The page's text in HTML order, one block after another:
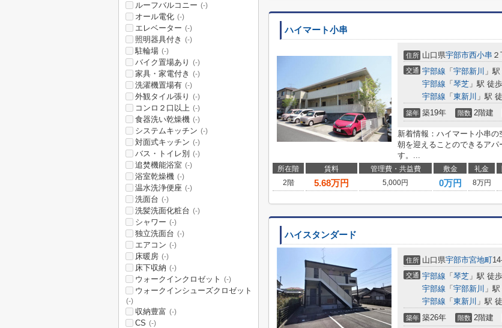
ハイマート小串
住所 山口県宇部市西小串
交通 宇部線 「 宇部新川 」
宇部線 「 琴芝 」駅 徒
宇部線 「 東新川 」駅
築年 築19年 階数 2階建
新着情報：ハイマート小串
朝を迎えることのできるア
す。...
所在階 賃料 管理費・共益費 敷金 礼金
2階
5.68万円 5,000円 0万円 8万円
ハイスタンダード
住所 山口県宇部市宮地町
交通 宇部線 「 琴芝 」駅 徒
宇部線 「 宇部新川 」
宇部線 「 東新川 」駅
築年 築26年 階数 2階建
ルーフバルコニー (-)
オール電化 (-)
エレベーター (-)
照明器具付き (-)
駐輪場 (-)
バイク置場あり (-)
家具・家電付き (-)
洗濯機置場有 (-)
外観タイル張り (-)
コンロ２口以上 (-)
食器洗い乾燥機 (-)
システムキッチン (-)
対面式キッチン (-)
バス・トイレ別 (-)
追焚機能浴室 (-)
浴室乾燥機 (-)
温水洗浄便座 (-)
洗面台 (-)
洗髪洗面化粧台 (-)
シャワー (-)
独立洗面台 (-)
エアコン (-)
床暖房 (-)
床下収納 (-)
ウォークインクロゼット (-)
ウォークインシューズクロゼット
(-)
収納豊富 (-)
CS (-)